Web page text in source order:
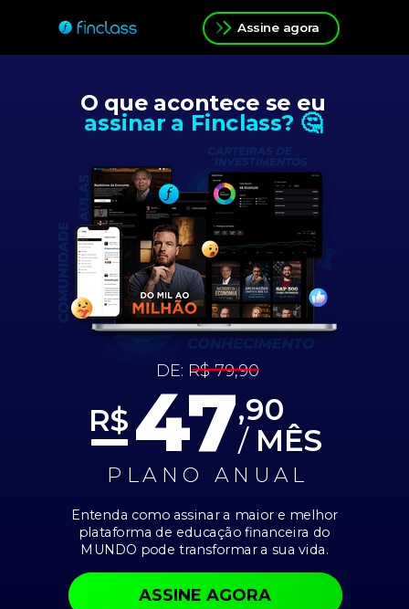
O que acontece se eu
assinar a Finclass? 🤔
ASSINE AGORA
Entenda como assinar a maior e melhor
plataforma de educação financeira do
MUNDO pode transformar a sua vida.
Assine agora
R$
,90
/ MÊS
47
PLANO ANUAL
DE: R$ 79,90